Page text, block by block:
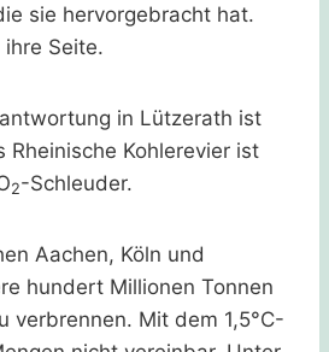
sie hervorgebracht hat.
Seite.
in Lützerath ist
Rheinische Kohlerevier ist
2-Schleuder.
Aachen, Köln und
hundert Millionen Tonnen
verbrennen. Mit dem 1,5°C-